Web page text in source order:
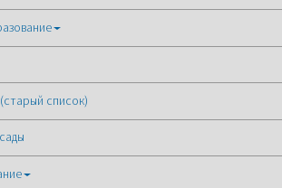
список)